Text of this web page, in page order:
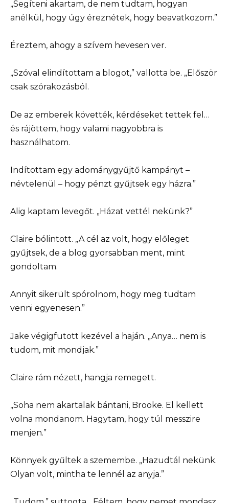
„Segíteni akartam, de nem tudtam, hogyan
anélkül, hogy úgy éreznétek, hogy beavatkozom.”
Éreztem, ahogy a szívem hevesen ver.
„Szóval elindítottam a blogot,” vallotta be. „Először
csak szórakozásból.
De az emberek követték, kérdéseket tettek fel…
és rájöttem, hogy valami nagyobbra is
használhatom.
Indítottam egy adománygyűjtő kampányt –
névtelenül – hogy pénzt gyűjtsek egy házra.”
Alig kaptam levegőt. „Házat vettél nekünk?”
Claire bólintott. „A cél az volt, hogy előleget
gyűjtsek, de a blog gyorsabban ment, mint
gondoltam.
Annyit sikerült spórolnom, hogy meg tudtam
venni egyenesen.”
Jake végigfutott kezével a haján. „Anya… nem is
tudom, mit mondjak.”
Claire rám nézett, hangja remegett.
„Soha nem akartalak bántani, Brooke. El kellett
volna mondanom. Hagytam, hogy túl messzire
menjen.”
Könnyek gyűltek a szemembe. „Hazudtál nekünk.
Olyan volt, mintha te lennél az anyja.”